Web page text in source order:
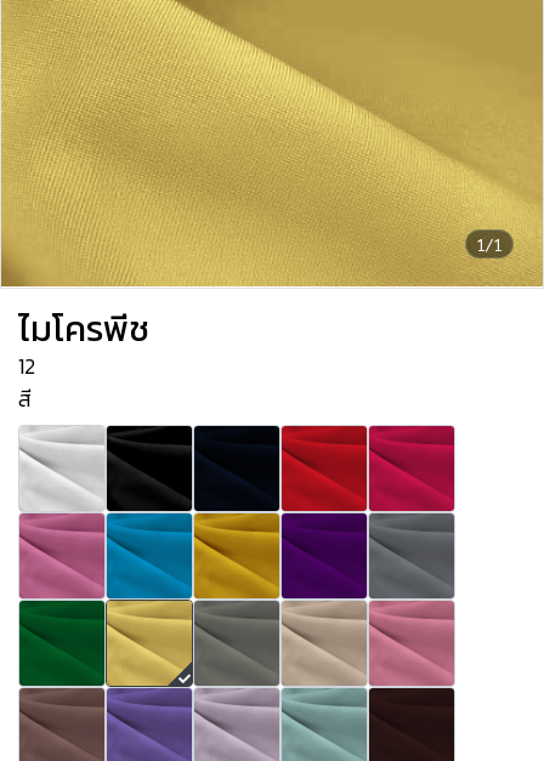
1/1
ไมโครพีช
12
สี